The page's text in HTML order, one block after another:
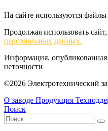
На сайте используются файлы
Продолжая использовать
персональных данных.
Информация, опубликованная
неточности
©2026 Электротехнический
О заводе Продукция
Поиск